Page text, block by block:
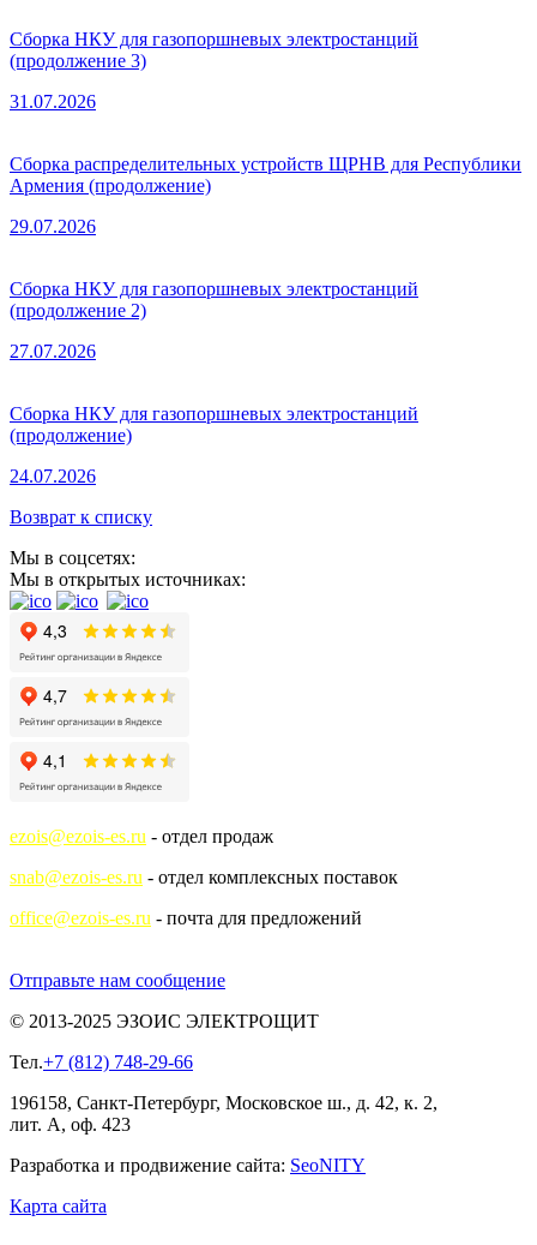
Сборка НКУ для газопоршневых электростанций
(продолжение 3)
31.07.2026
Сборка распределительных устройств ЩРНВ для Республики
Армения (продолжение)
29.07.2026
Сборка НКУ для газопоршневых электростанций
(продолжение 2)
27.07.2026
Сборка НКУ для газопоршневых электростанций
(продолжение)
24.07.2026
Возврат к списку
Мы в соцсетях:
Мы в открытых источниках:
ezois@ezois-es.ru - отдел продаж
snab@ezois-es.ru - отдел комплексных поставок
office@ezois-es.ru - почта для предложений
Отправьте нам сообщение
© 2013-2025 ЭЗОИС ЭЛЕКТРОЩИТ
Тел.+7 (812) 748-29-66
196158, Санкт-Петербург, Московское ш., д. 42, к. 2,
лит. А, оф. 423
Разработка и продвижение сайта: SeoNITY
Карта сайта